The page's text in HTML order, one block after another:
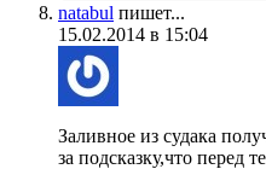
natabul пишет...
15.02.2014 в 15:04
Заливное из судака
за подсказку,что перед